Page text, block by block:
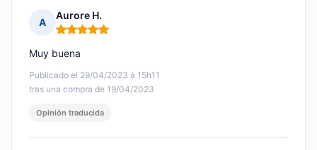
A
Aurore H.
Nota: 5 de 5
Publicado el 29/04/2023 à 15h11
tras una compra de 19/04/2023
Muy buena
Opinión traducida